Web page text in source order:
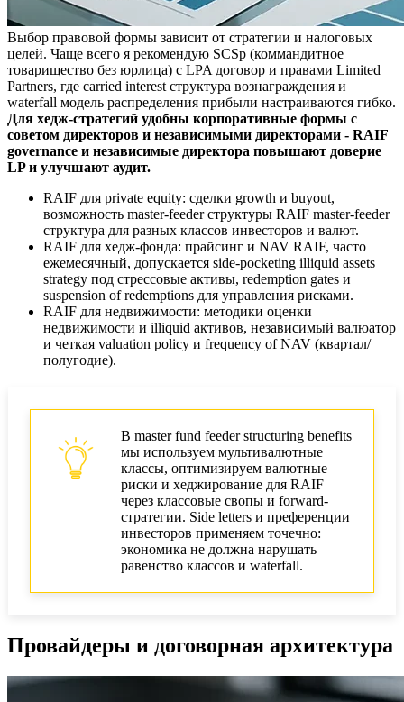
Выбор правовой формы зависит от стратегии и налоговых
целей. Чаще всего я рекомендую SCSp (коммандитное
товарищество без юрлица) с LPA договор и правами Limited
Partners, где carried interest структура вознаграждения и
waterfall модель распределения прибыли настраиваются гибко.
Для хедж-стратегий удобны корпоративные формы с
советом директоров и независимыми директорами - RAIF
governance и независимые директора повышают доверие
LP и улучшают аудит.
RAIF для private equity: сделки growth и buyout,
возможность master-feeder структуры RAIF master-feeder
структура для разных классов инвесторов и валют.
RAIF для хедж-фонда: прайсинг и NAV RAIF, часто
ежемесячный, допускается side-pocketing illiquid assets
strategy под стрессовые активы, redemption gates и
suspension of redemptions для управления рисками.
RAIF для недвижимости: методики оценки
недвижимости и illiquid активов, независимый валюатор
и четкая valuation policy и frequency of NAV (квартал/
полугодие).
В master fund feeder structuring benefits
мы используем мультивалютные
классы, оптимизируем валютные
риски и хеджирование для RAIF
через классовые свопы и forward-
стратегии. Side letters и преференции
инвесторов применяем точечно:
экономика не должна нарушать
равенство классов и waterfall.
Провайдеры и договорная архитектура